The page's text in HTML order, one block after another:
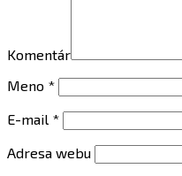
Komentár
Meno *
E-mail *
Adresa webu